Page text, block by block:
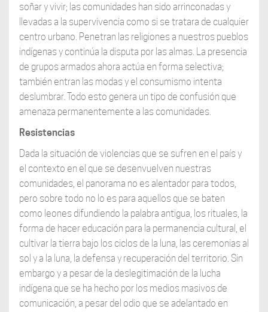
soñar y vivir; las comunidades han sido arrinconadas y
llevadas a la supervivencia como si se tratara de cualquier
centro urbano. Penetran las religiones a nuestros pueblos
indígenas y continúa la disputa por las almas. La presencia
de grupos armados ahora actúa en forma selectiva;
también entran las modas y el consumismo intenta
deslumbrar. Todo esto genera un tipo de confusión que
amenaza permanentemente a las comunidades.
Resistencias
Dada la situación de violencias que se sufren en el país y
el contexto en el que se desenvuelven nuestras
comunidades, el panorama no es alentador para todos,
pero sobre todo no lo es para aquellos que se baten
como leones difundiendo la palabra antigua, los rituales, la
forma de hacer educación para la permanencia cultural, el
cultivar la tierra bajo los ciclos de la luna, las ceremonias al
sol y a la luna, la defensa y recuperación del territorio. Sin
embargo y a pesar de la deslegitimación de la lucha
indígena que se ha hecho por los medios masivos de
comunicación, a pesar del odio que se adelantado en